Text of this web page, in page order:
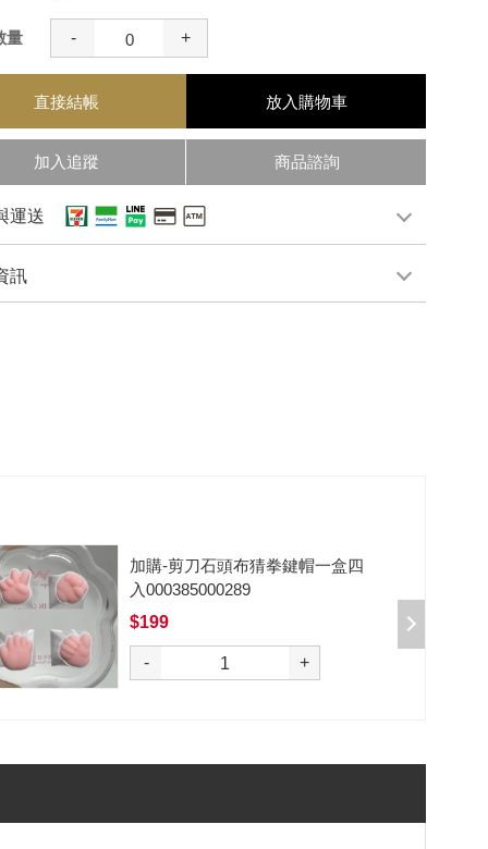
量 - +
直接結帳 放入購物車
加入追蹤 商品諮詢
運送
訊
加購-黑武士軸V2/5腳/段落/62g/無
潤/10入 000377000012*10